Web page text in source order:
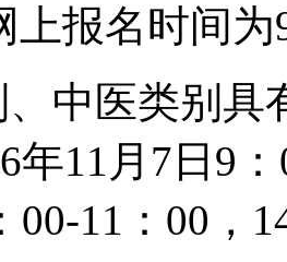
上报名时间
、中医类别具
年11月7日9
00-11：00，